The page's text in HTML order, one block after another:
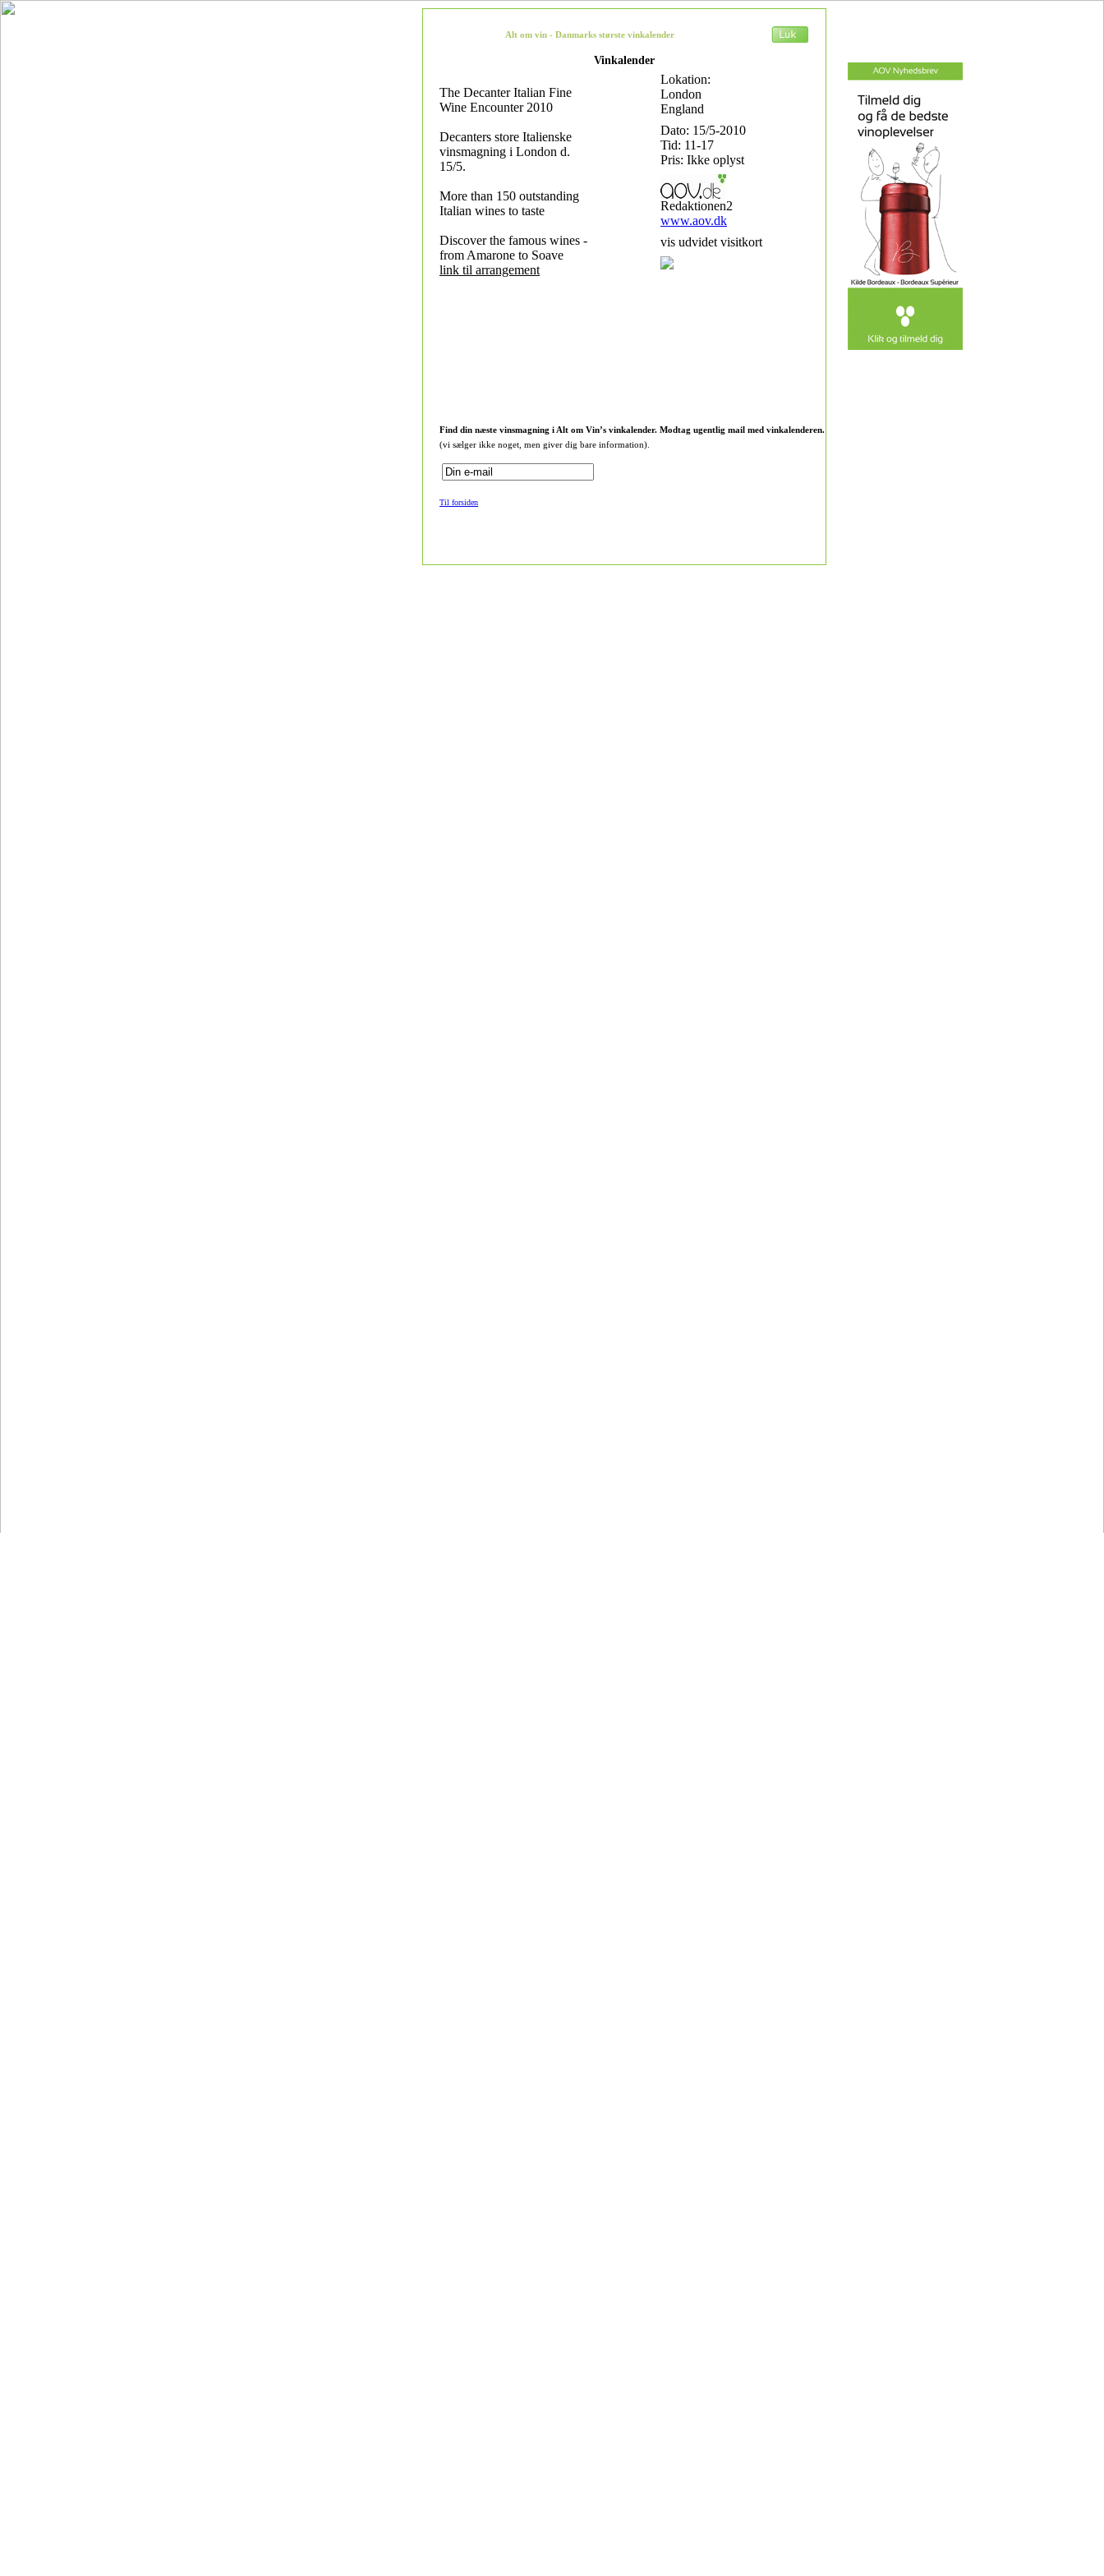
Alt om vin - Danmarks største vinkalender
Vinkalender
The Decanter Italian Fine
Wine Encounter 2010
Decanters store Italienske
vinsmagning i London d.
15/5.
More than 150 outstanding
Italian wines to taste
Discover the famous wines -
from Amarone to Soave
link til arrangement
Lokation:
London
England
Dato: 15/5-2010
Tid: 11-17
Pris: Ikke oplyst
Redaktionen2
www.aov.dk
vis udvidet visitkort
Find din næste vinsmagning i Alt om Vin’s vinkalender. Modtag ugentlig mail med vinkalenderen.
(vi sælger ikke noget, men giver dig bare information).
Til forsiden